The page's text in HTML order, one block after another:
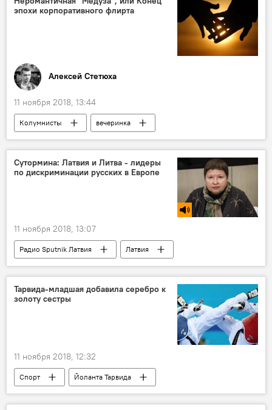
эпохи корпоративного флирта
Алексей Стетюха
11 ноября 2018, 13:44
Колумнисты вечеринка
Сутормина: Латвия и Литва - лидеры
по дискриминации русских в Европе
11 ноября 2018, 13:07
Радио Sputnik Латвия
Латвия
Елена Сутормина
русский язык
русскоязычные
Тарвида-младшая добавила серебро к
золоту сестры
11 ноября 2018, 12:32
Спорт Йоланта Тарвида